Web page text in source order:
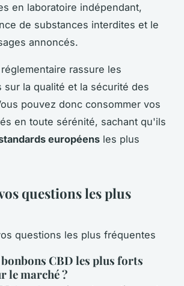
en laboratoire indépendant,
de substances interdites et le
annoncés.
rassure les
sur la qualité et la sécurité des
pouvez donc consommer vos
en toute sérénité, sachant qu'ils
européens les plus
questions les plus
CBD les plus forts
le marché ?